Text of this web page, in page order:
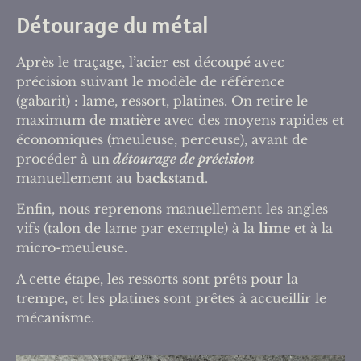
Détourage du métal
Après le traçage, l’acier est découpé avec
précision suivant le modèle de référence
(gabarit) : lame, ressort, platines. On retire le
maximum de matière avec des moyens rapides et
économiques (meuleuse, perceuse), avant de
procéder à un détourage de précision
manuellement au backstand.
Enfin, nous reprenons manuellement les angles
vifs (talon de lame par exemple) à la lime et à la
micro-meuleuse.
A cette étape, les ressorts sont prêts pour la
trempe, et les platines sont prêtes à accueillir le
mécanisme.